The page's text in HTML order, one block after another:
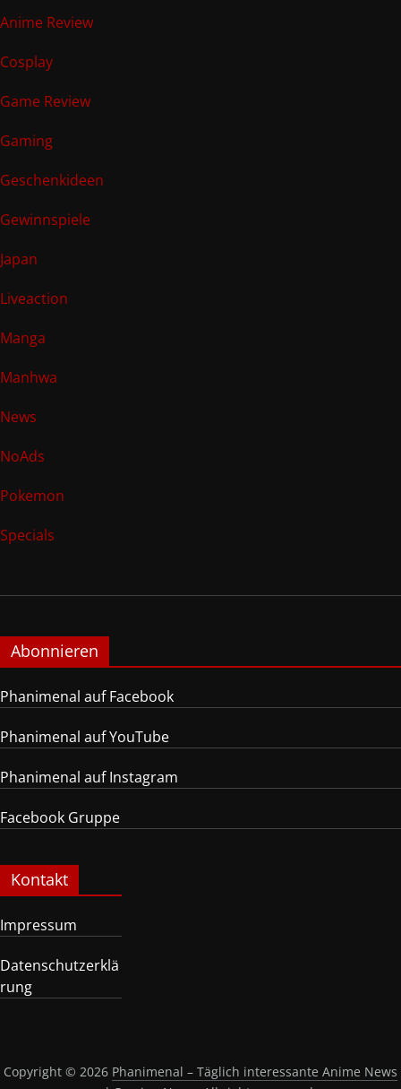
Anime Review
Cosplay
Game Review
Gaming
Geschenkideen
Gewinnspiele
Japan
Liveaction
Manga
Manhwa
News
NoAds
Pokemon
Specials
Abonnieren
Phanimenal auf Facebook
Phanimenal auf YouTube
Phanimenal auf Instagram
Facebook Gruppe
Kontakt
Impressum
Datenschutzerklä
rung
Copyright © 2026 Phanimenal – Täglich interessante Anime News